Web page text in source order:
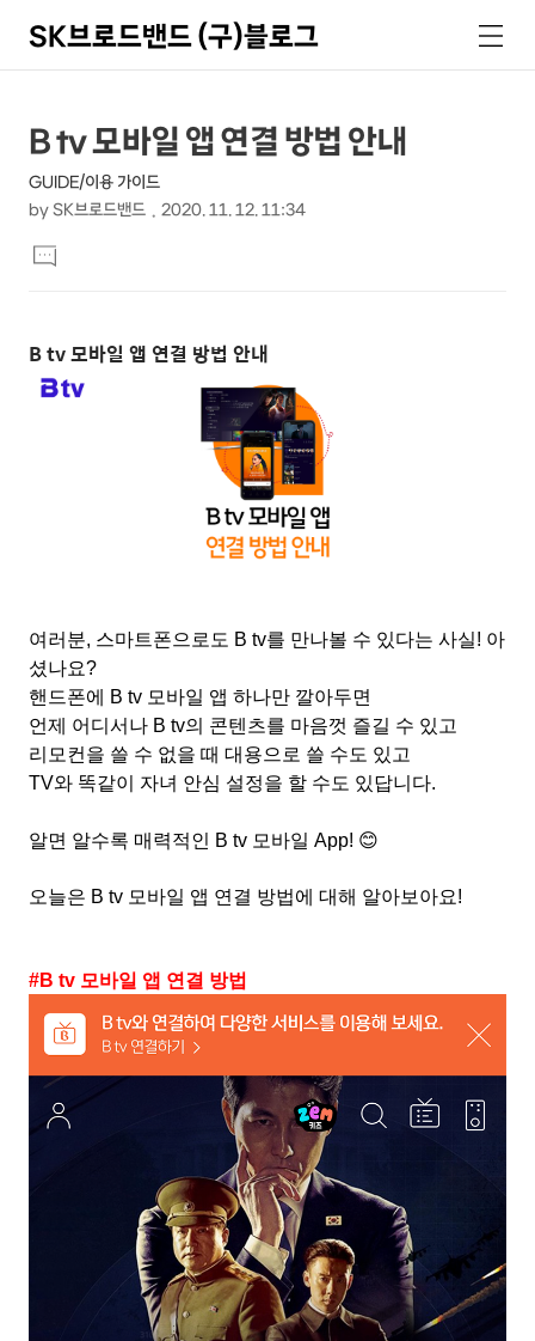
SK브로드밴드 (구)블로그
색
메
뉴
상
세
컨
텐
본
문
제
목
B tv 모바일 앱 연결 방법 안내
GUIDE/이용 가이드
by SK브로드밴드 2020. 11. 12. 11:34
문
댓
글
B tv모바일 앱 연결 방법 안내
여러분, 스마트폰으로도 B tv를 만나볼 수 있다는 사실! 아
셨나요?
핸드폰에
B tv 모바일 앱 하나만 깔아두면
언제 어디서나 B tv의 콘텐츠를 마음껏 즐길 수 있고
리모컨을 쓸 수 없을 때 대용으로 쓸 수도 있고
TV와 똑같이 자녀 안심 설정을 할 수도 있답니다.
알면 알수록 매력적인 B tv 모바일 App! 😊
오늘은 B tv 모바일 앱 연결 방법에 대해 알아보아요!
#B tv 모바일 앱 연결 방법